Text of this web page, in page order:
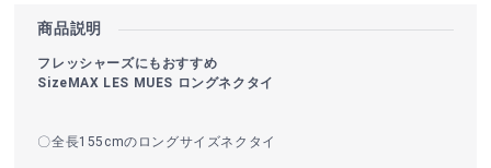
商品説明
フレッシャーズにもおすすめ
SizeMAX LES MUES ロングネクタイ
〇全長155cmのロングサイズネクタイ